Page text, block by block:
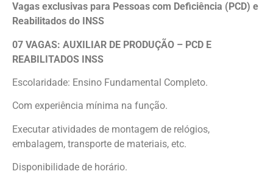
Vagas exclusivas para Pessoas com Deficiência (PCD) e
Reabilitados do INSS
07 VAGAS: AUXILIAR DE PRODUÇÃO – PCD E
REABILITADOS INSS
Escolaridade: Ensino Fundamental Completo.
Com experiência mínima na função.
Executar atividades de montagem de relógios,
embalagem, transporte de materiais, etc.
Disponibilidade de horário.